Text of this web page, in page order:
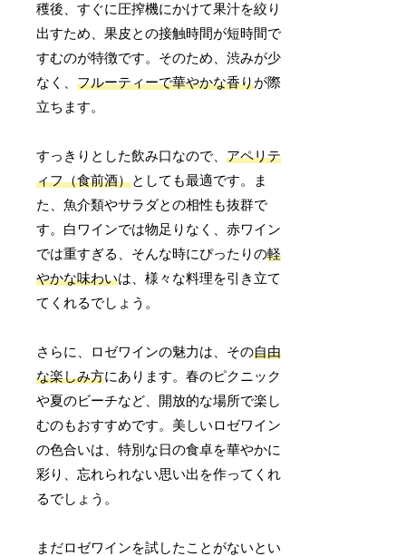
穫後、すぐに圧搾機にかけて果汁を絞り
出すため、果皮との接触時間が短時間で
すむのが特徴です。そのため、渋みが少
なく、フルーティーで華やかな香りが際
立ちます。
すっきりとした飲み口なので、アペリテ
ィフ（食前酒）としても最適です。ま
た、魚介類やサラダとの相性も抜群で
す。白ワインでは物足りなく、赤ワイン
では重すぎる、そんな時にぴったりの軽
やかな味わいは、様々な料理を引き立て
てくれるでしょう。
さらに、ロゼワインの魅力は、その自由
な楽しみ方にあります。春のピクニック
や夏のビーチなど、開放的な場所で楽し
むのもおすすめです。美しいロゼワイン
の色合いは、特別な日の食卓を華やかに
彩り、忘れられない思い出を作ってくれ
るでしょう。
まだロゼワインを試したことがないとい